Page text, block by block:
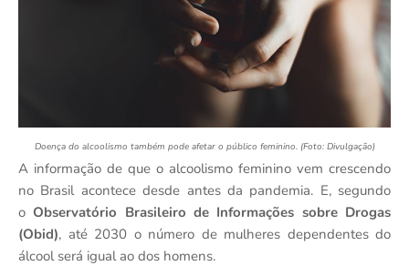
Doença do alcoolismo também pode afetar o público feminino. (Foto: Divulgação)
A informação de que o alcoolismo feminino vem crescendo
no Brasil acontece desde antes da pandemia. E, segundo
oObservatório Brasileiro de Informações sobre Drogas
(Obid), até 2030 o número de mulheres dependentes do
álcool será igual ao dos homens.